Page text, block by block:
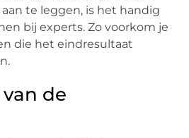
te leggen, is het handig
bij experts. Zo voorkom je
die het eindresultaat
de